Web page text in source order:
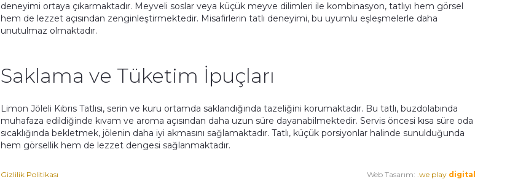
deneyimi ortaya çıkarmaktadır. Meyveli soslar veya küçük meyve dilimleri ile kombinasyon, tatlıyı hem görsel
hem de lezzet açısından zenginleştirmektedir. Misafirlerin tatlı deneyimi, bu uyumlu eşleşmelerle daha
unutulmaz olmaktadır.
Saklama ve Tüketim İpuçları
Limon Jöleli Kıbrıs Tatlısı, serin ve kuru ortamda saklandığında tazeliğini korumaktadır. Bu tatlı, buzdolabında
muhafaza edildiğinde kıvam ve aroma açısından daha uzun süre dayanabilmektedir. Servis öncesi kısa süre oda
sıcaklığında bekletmek, jölenin daha iyi akmasını sağlamaktadır. Tatlı, küçük porsiyonlar halinde sunulduğunda
hem görsellik hem de lezzet dengesi sağlanmaktadır.
Gizlilik Politikası Web Tasarım: .we play digital